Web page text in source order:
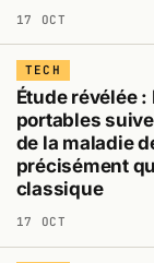
17 OCT
TECH
Étude révélée
portables
de la maladie
précisément
classique
17 OCT